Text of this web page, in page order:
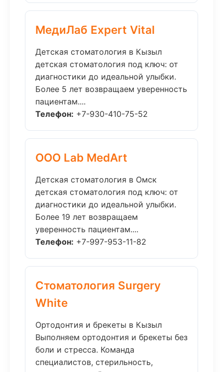
МедиЛаб Expert Vital
Детская стоматология в Кызыл
детская стоматология под ключ: от
диагностики до идеальной улыбки.
Более 5 лет возвращаем уверенность
пациентам....
Телефон: +7-930-410-75-52
ООО Lab MedArt
Детская стоматология в Омск
детская стоматология под ключ: от
диагностики до идеальной улыбки.
Более 19 лет возвращаем
уверенность пациентам....
Телефон: +7-997-953-11-82
Стоматология Surgery
White
Ортодонтия и брекеты в Кызыл
Выполняем ортодонтия и брекеты без
боли и стресса. Команда
специалистов, стерильность,